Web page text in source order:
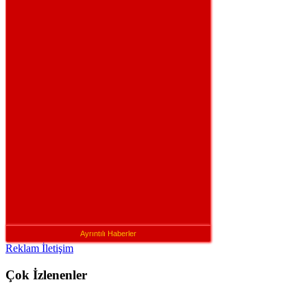
Ayrıntılı Haberler
Reklam İletişim
Çok İzlenenler